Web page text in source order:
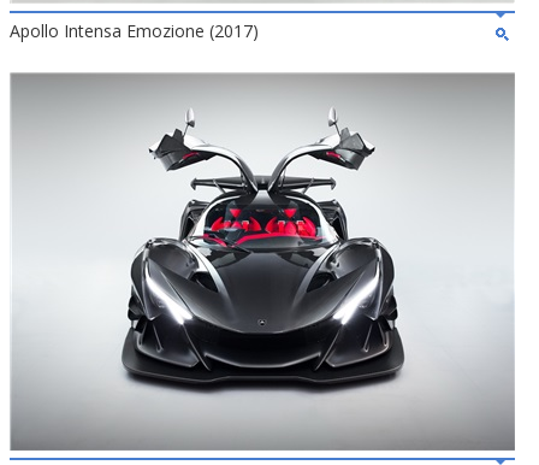
Apollo Intensa Emozione (2017)